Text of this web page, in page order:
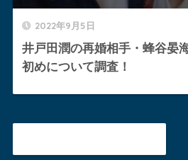
2022年9月5日
井戸田潤の再婚相手・蜂谷晏
初めについて調査！